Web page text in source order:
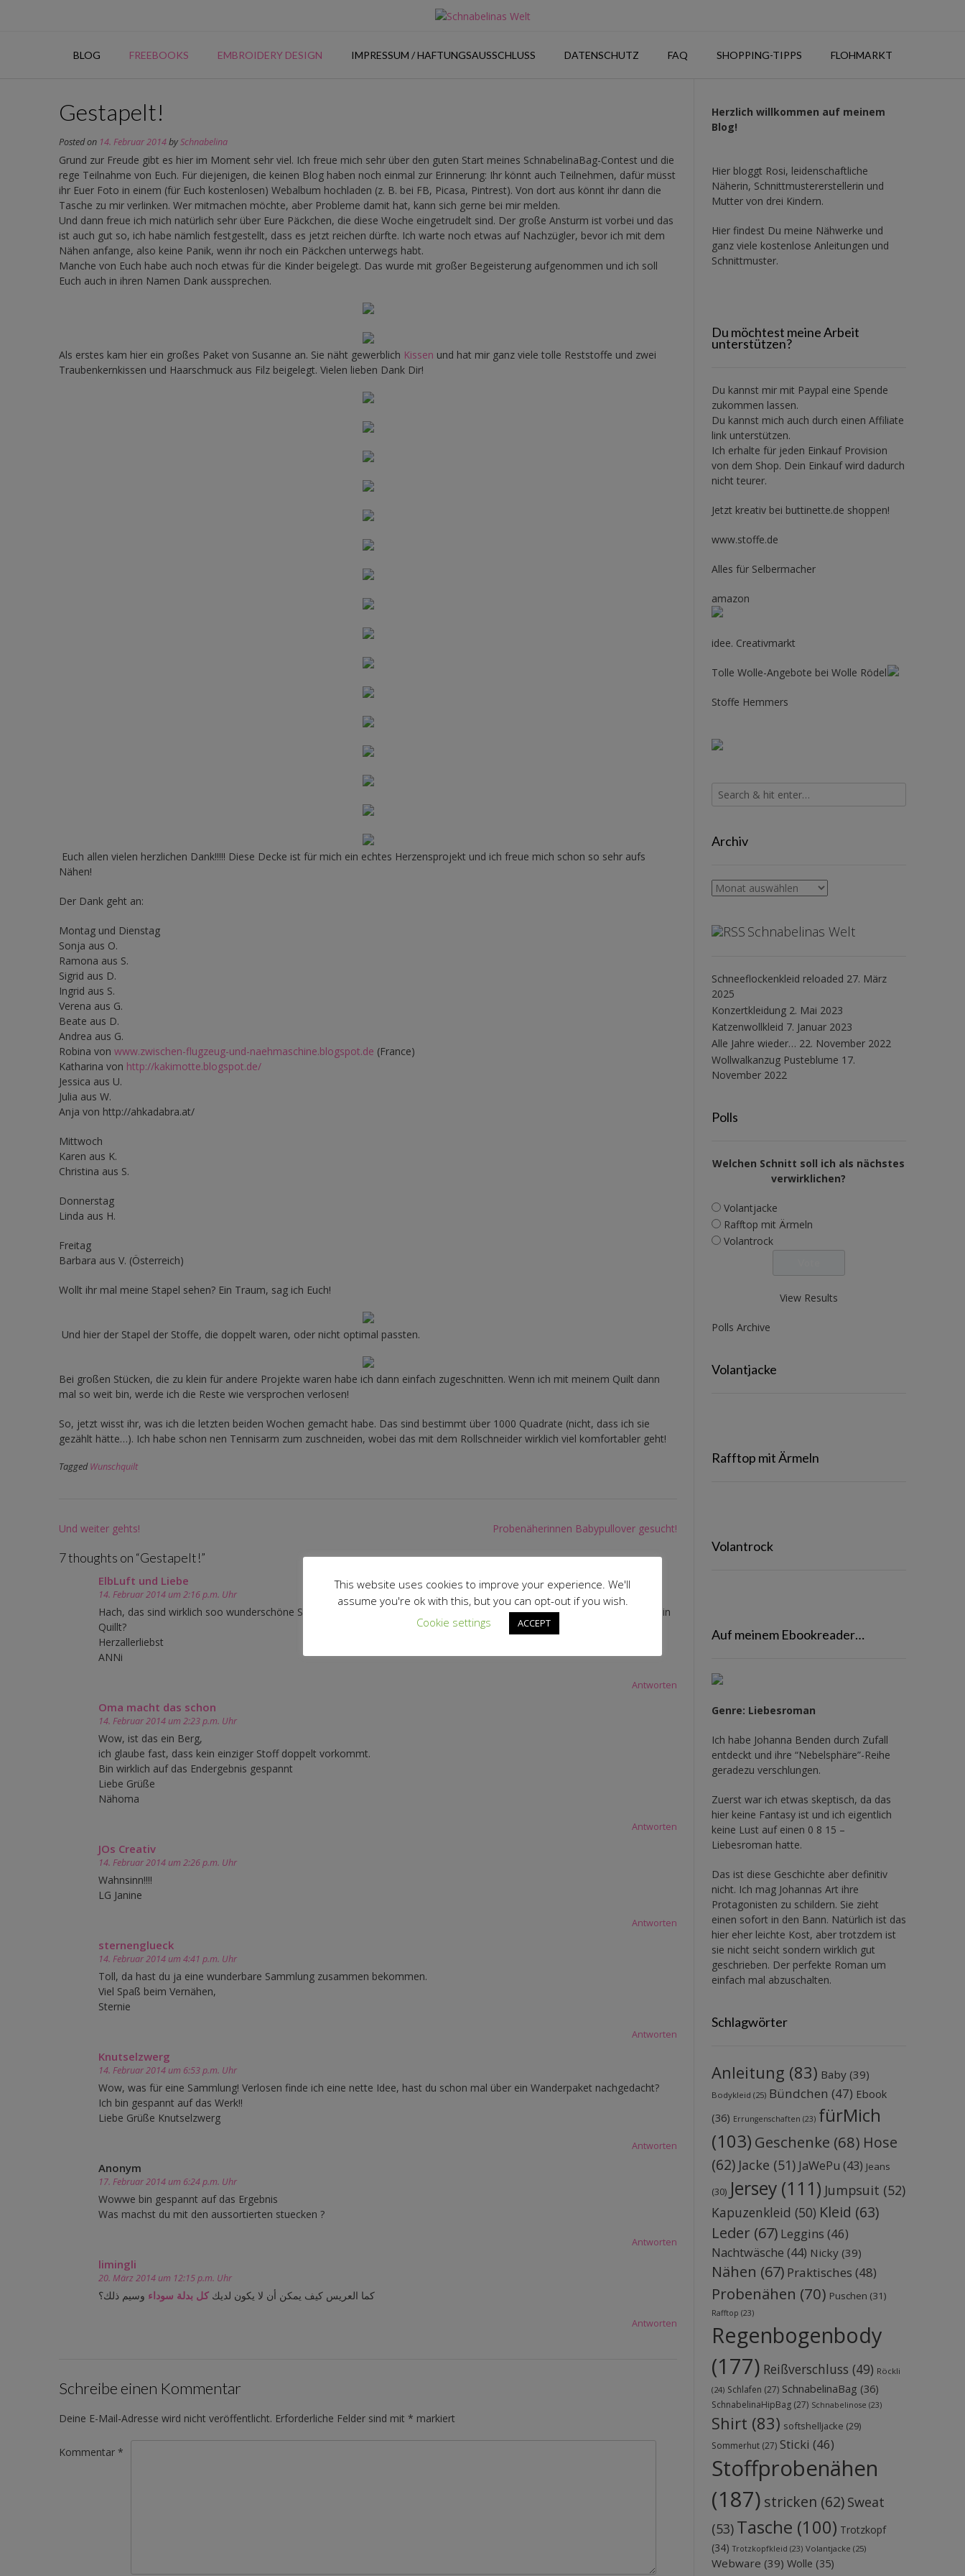
BLOG FREEBOOKS EMBROIDERY DESIGN IMPRESSUM / HAFTUNGSAUSSCHLUSS DATENSCHUTZ FAQ SHOPPING-TIPPS FLOHMARKT
Gestapelt!
Posted on 14. Februar 2014bySchnabelina
Grund zur Freude gibt es hier im Moment sehr viel. Ich freue mich sehr über den guten Start meines SchnabelinaBag-Contest und die
rege Teilnahme von Euch. Für diejenigen, die keinen Blog haben noch einmal zur Erinnerung: Ihr könnt auch Teilnehmen, dafür müsst
ihr Euer Foto in einem (für Euch kostenlosen) Webalbum hochladen (z. B. bei FB, Picasa, Pintrest). Von dort aus könnt ihr dann die
Tasche zu mir verlinken. Wer mitmachen möchte, aber Probleme damit hat, kann sich gerne bei mir melden.
Und dann freue ich mich natürlich sehr über Eure Päckchen, die diese Woche eingetrudelt sind. Der große Ansturm ist vorbei und das
ist auch gut so, ich habe nämlich festgestellt, dass es jetzt reichen dürfte. Ich warte noch etwas auf Nachzügler, bevor ich mit dem
Nähen anfange, also keine Panik, wenn ihr noch ein Päckchen unterwegs habt.
Manche von Euch habe auch noch etwas für die Kinder beigelegt. Das wurde mit großer Begeisterung aufgenommen und ich soll
Euch auch in ihren Namen Dank aussprechen.
Als erstes kam hier ein großes Paket von Susanne an. Sie näht gewerblich Kissen und hat mir ganz viele tolle Reststoffe und zwei
Traubenkernkissen und Haarschmuck aus Filz beigelegt. Vielen lieben Dank Dir!
Euch allen vielen herzlichen Dank!!!!! Diese Decke ist für mich ein echtes Herzensprojekt und ich freue mich schon so sehr aufs
Nähen!
Der Dank geht an:
Montag und Dienstag
Sonja aus O.
Ramona aus S.
Sigrid aus D.
Ingrid aus S.
Verena aus G.
Beate aus D.
Andrea aus G.
Robina von www.zwischen-flugzeug-und-naehmaschine.blogspot.de (France)
Katharina von http://kakimotte.blogspot.de/
Jessica aus U.
Julia aus W.
Anja von http://ahkadabra.at/
Mittwoch
Karen aus K.
Christina aus S.
Donnerstag
Linda aus H.
Freitag
Barbara aus V. (Österreich)
Wollt ihr mal meine Stapel sehen? Ein Traum, sag ich Euch!
Und hier der Stapel der Stoffe, die doppelt waren, oder nicht optimal passten.
Bei großen Stücken, die zu klein für andere Projekte waren habe ich dann einfach zugeschnitten. Wenn ich mit meinem Quilt dann
mal so weit bin, werde ich die Reste wie versprochen verlosen!
So, jetzt wisst ihr, was ich die letzten beiden Wochen gemacht habe. Das sind bestimmt über 1000 Quadrate (nicht, dass ich sie
gezählt hätte…). Ich habe schon nen Tennisarm zum zuschneiden, wobei das mit dem Rollschneider wirklich viel komfortabler geht!
TaggedWunschquilt
Post
Und weiter gehts! Probenäherinnen Babypullover gesucht!
7 thoughts on “Gestapelt!”
ElbLuft und Liebe
14. Februar 2014 um 2:16 p.m. Uhr
Hach, das sind wirklich soo wunderschöne Stoffe. Entsteht aus den farblich nicht so passenden Stücken denn auch noch ein
Quillt?
Herzallerliebst
ANNi
Antworten
Oma macht das schon
14. Februar 2014 um 2:23 p.m. Uhr
Wow, ist das ein Berg,
ich glaube fast, dass kein einziger Stoff doppelt vorkommt.
Bin wirklich auf das Endergebnis gespannt
Liebe Grüße
Nähoma
Antworten
JOs Creativ
14. Februar 2014 um 2:26 p.m. Uhr
Wahnsinn!!!!
LG Janine
Antworten
sternenglueck
14. Februar 2014 um 4:41 p.m. Uhr
Toll, da hast du ja eine wunderbare Sammlung zusammen bekommen.
Viel Spaß beim Vernähen,
Sternie
Antworten
Knutselzwerg
14. Februar 2014 um 6:53 p.m. Uhr
Wow, was für eine Sammlung! Verlosen finde ich eine nette Idee, hast du schon mal über ein Wanderpaket nachgedacht?
Ich bin gespannt auf das Werk!!
Liebe Grüße Knutselzwerg
Antworten
Anonym
17. Februar 2014 um 6:24 p.m. Uhr
Wowwe bin gespannt auf das Ergebnis
Was machst du mit den aussortierten stuecken ?
Antworten
limingli
20. März 2014 um 12:15 p.m. Uhr
كما العريس كيف يمكن أن لا يكون لديك كل بدلة سوداء وسيم ذلك؟
Antworten
Schreibe einen Kommentar
Deine E-Mail-Adresse wird nicht veröffentlicht. Erforderliche Felder sind mit * markiert
Kommentar *
Herzlich willkommen auf meinem
Blog!
Hier bloggt Rosi, leidenschaftliche
Näherin, Schnittmustererstellerin und
Mutter von drei Kindern.
Hier findest Du meine Nähwerke und
ganz viele kostenlose Anleitungen und
Schnittmuster.
Du möchtest meine Arbeit
unterstützen?
Du kannst mir mit Paypal eine Spende
zukommen lassen.
Du kannst mich auch durch einen Affiliate
link unterstützen.
Ich erhalte für jeden Einkauf Provision
von dem Shop. Dein Einkauf wird dadurch
nicht teurer.
Jetzt kreativ bei buttinette.de shoppen!
www.stoffe.de
Alles für Selbermacher
amazon
idee. Creativmarkt
Tolle Wolle-Angebote bei Wolle Rödel
Stoffe Hemmers
Archiv
Archiv
Schnabelinas Welt
Schneeflockenkleid reloaded 27. März
2025
Konzertkleidung 2. Mai 2023
Katzenwollkleid 7. Januar 2023
Alle Jahre wieder… 22. November 2022
Wollwalkanzug Pusteblume 17.
November 2022
Polls
Welchen Schnitt soll ich als nächstes
verwirklichen?
Volantjacke
Rafftop mit Ärmeln
Volantrock
View Results
Polls Archive
Volantjacke
Rafftop mit Ärmeln
Volantrock
Auf meinem Ebookreader…
Genre: Liebesroman
Ich habe Johanna Benden durch Zufall
entdeckt und ihre “Nebelsphäre”-Reihe
geradezu verschlungen.
Zuerst war ich etwas skeptisch, da das
hier keine Fantasy ist und ich eigentlich
keine Lust auf einen 0 8 15 –
Liebesroman hatte.
Das ist diese Geschichte aber definitiv
nicht. Ich mag Johannas Art ihre
Protagonisten zu schildern. Sie zieht
einen sofort in den Bann. Natürlich ist das
hier eher leichte Kost, aber trotzdem ist
sie nicht seicht sondern wirklich gut
geschrieben. Der perfekte Roman um
einfach mal abzuschalten.
Schlagwörter
Anleitung (83) Baby(39)
Bodykleid (25) Bündchen (47) Ebook
(36) Errungenschaften (23) fürMich
(103) Geschenke (68) Hose
(62) Jacke (51) JaWePu (43) Jeans
(30) Jersey(111) Jumpsuit (52)
Kapuzenkleid (50) Kleid (63)
Leder (67) Leggins (46)
Nachtwäsche (44) Nicky(39)
Nähen (67) Praktisches (48)
Probenähen (70) Puschen (31)
Rafftop (23)
Regenbogenbody
(177) Reißverschluss (49) Röckli
(24) Schlafen (27) SchnabelinaBag (36)
SchnabelinaHipBag(27) Schnabelinose (23)
Shirt (83) softshelljacke (29)
Sommerhut(27) Sticki (46)
Stoffprobenähen
(187) stricken (62) Sweat
(53) Tasche (100) Trotzkopf
(34) Trotzkopfkleid (23) Volantjacke (25)
Webware (39) Wolle (35)
This website uses cookies to improve your experience. We'll
assume you're ok with this, but you can opt-out if you wish.
Cookie settings
ACCEPT